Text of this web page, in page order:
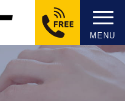
MENU